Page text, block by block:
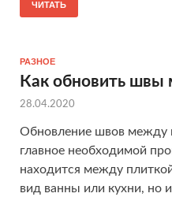
ЧИТАТЬ
РАЗНОЕ
Как обновить швы
28.04.2020
Обновление швов между
главное необходимой
находится между
вид ванны или кухни, но